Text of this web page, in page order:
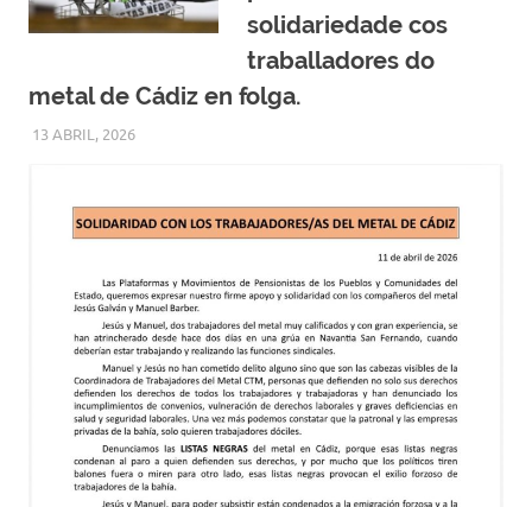
solidariedade cos
traballadores do
metal de Cádiz en folga.
13 ABRIL, 2026MODEPEN
NOVAS DESTACADAS